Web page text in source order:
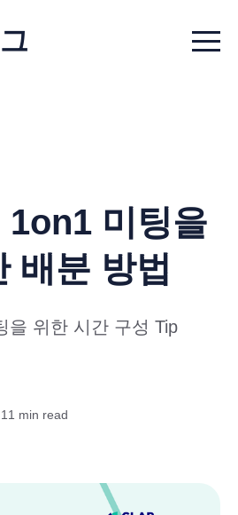
Menu
1on1 미팅을
배분 방법
을 위한 시간 구성 Tip
11 min read